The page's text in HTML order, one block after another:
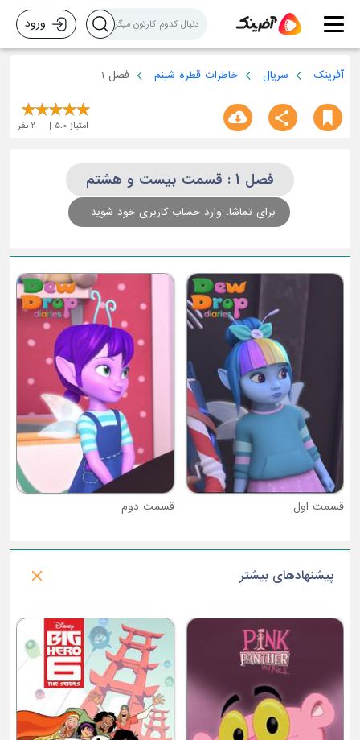
ورود
آفرینک سریال خاطرات قطره شبنم فصل 1
امتیاز 5.0
2 نفر
فصل 1 : قسمت بیست و هشتم
برای تماشا، وارد حساب کاربری خود شوید
قسمت سوم
پیشنهادهای بیشتر
فصل 4 : سگ های نگهبان